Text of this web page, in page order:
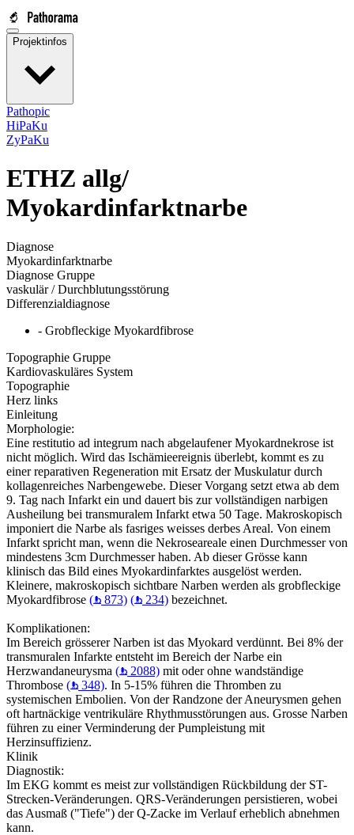
Projektinfos
Pathopic
HiPaKu
ZyPaKu
ETHZ allg/
Myokardinfarktnarbe
Diagnose
Myokardinfarktnarbe
Diagnose Gruppe
vaskulär / Durchblutungsstörung
Differenzialdiagnose
- Grobfleckige Myokardfibrose
Topographie Gruppe
Kardiovaskuläres System
Topographie
Herz links
Einleitung
Morphologie:
Eine restitutio ad integrum nach abgelaufener Myokardnekrose ist
nicht möglich. Wird das Ischämieereignis überlebt, kommt es zu
einer reparativen Regeneration mit Ersatz der Muskulatur durch
kollagenreiches Narbengewebe. Dieser Vorgang setzt etwa ab dem
9. Tag nach Infarkt ein und dauert bis zur vollständigen narbigen
Ausheilung bei transmuralem Infarkt etwa 50 Tage. Makroskopisch
imponiert die Narbe als fasriges weisses derbes Areal. Von einem
Infarkt spricht man, wenn die Nekroseareale einen Durchmesser von
mindestens 3cm Durchmesser haben. Ab dieser Grösse kann
klinisch das Bild eines Myokardinfarktes ausgelöst werden.
Kleinere, makroskopisch sichtbare Narben werden als grobfleckige
Myokardfibrose ( 873) ( 234) bezeichnet.
Komplikationen:
Im Bereich grösserer Narben ist das Myokard verdünnt. Bei 8% der
transmuralen Infarkte entsteht im Bereich der Narbe ein
Herzwandaneurysma ( 2088) mit oder ohne wandständige
Thrombose ( 348). In 5-15% führen die Thromben zu
systemischen Embolien. Von der Randzone der Aneurysmen gehen
oft hartnäckige ventrikuläre Rhythmusstörungen aus. Grosse Narben
führen zu einer Verminderung der Pumpleistung mit
Herzinsuffizienz.
Klinik
Diagnostik:
Im EKG kommt es meist zur vollständigen Rückbildung der ST-
Strecken-Veränderungen. QRS-Veränderungen persistieren, wobei
das Ausmaß ("Tiefe") der Q-Zacke im Verlauf erheblich abnehmen
kann.